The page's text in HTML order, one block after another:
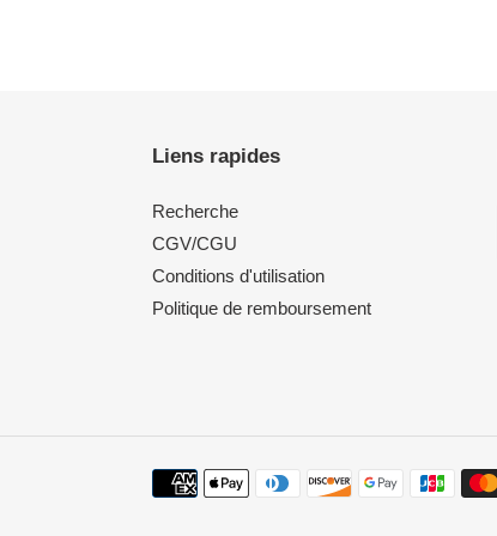
Liens rapides
Recherche
CGV/CGU
Conditions d'utilisation
Politique de remboursement
Moyens